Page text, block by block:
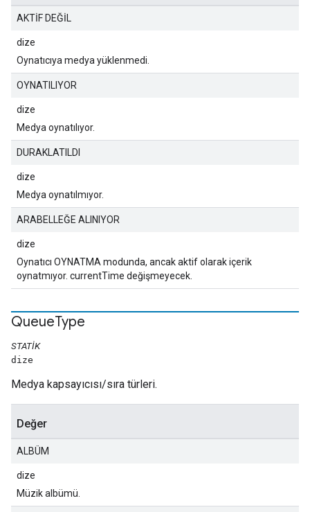
AKTİF DEĞİL
dize
Oynatıcıya medya yüklenmedi.
OYNATILIYOR
dize
Medya oynatılıyor.
DURAKLATILDI
dize
Medya oynatılmıyor.
ARABELLEĞE ALINIYOR
dize
Oynatıcı OYNATMA modunda, ancak aktif olarak içerik
oynatmıyor. currentTime değişmeyecek.
QueueType
STATIK
dize
Medya kapsayıcısı/sıra türleri.
Değer
ALBÜM
dize
Müzik albümü.